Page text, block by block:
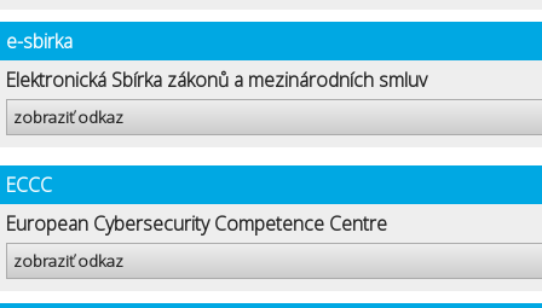
e-sbirka
Elektronická Sbírka zákonů a mezinárodních smluv
zobraziť odkaz
ECCC
European Cybersecurity Competence Centre
zobraziť odkaz